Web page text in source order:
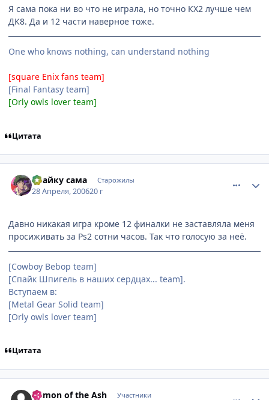
Я сама пока ни во что не играла, но точно КХ2 лучше чем
ДК8. Да и 12 части наверное тоже.
One who knows nothing, can understand nothing
[square Enix fans team]
[Final Fantasy team]
[Orly owls lover team]
Цитата
Спайку сама Старожилы
28 Апреля, 200620 г
Давно никакая игра кроме 12 финалки не заставляла меня
просиживать за Ps2 сотни часов. Так что голосую за неё.
[Cowboy Bebop team]
[Спайк Шпигель в наших сердцах... team].
Вступаем в:
[Metal Gear Solid team]
[Orly owls lover team]
Цитата
Demon of the Ash Участники